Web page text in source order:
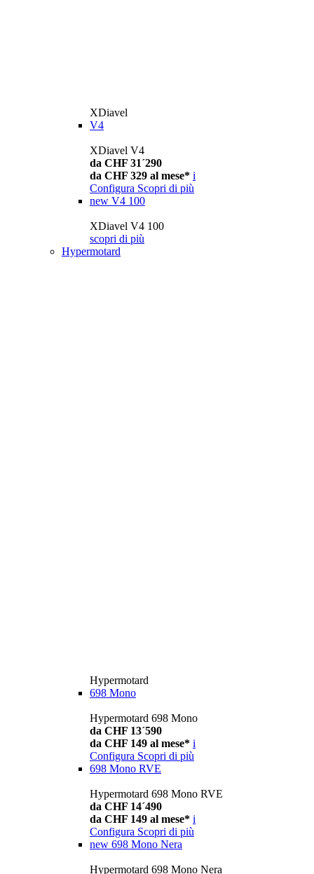
XDiavel
V4
XDiavel V4
da CHF 31´290
da CHF 329 al mese* i
Configura Scopri di più
new V4 100
XDiavel V4 100
scopri di più
Hypermotard
Hypermotard
698 Mono
Hypermotard 698 Mono
da CHF 13´590
da CHF 149 al mese* i
Configura Scopri di più
698 Mono RVE
Hypermotard 698 Mono RVE
da CHF 14´490
da CHF 149 al mese* i
Configura Scopri di più
new 698 Mono Nera
Hypermotard 698 Mono Nera